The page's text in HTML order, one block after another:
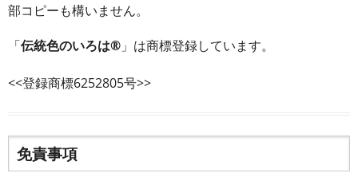
部コピーも構いません。
「伝統色のいろは® 」は商標登録しています。
<<登録商標6252805号>>
免責事項